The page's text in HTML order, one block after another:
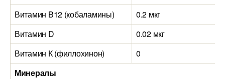
Витамин B12 (кобаламины)
0.2 мкг
Витамин D
0.02 мкг
Витамин К (филлохинон)
0
Минералы